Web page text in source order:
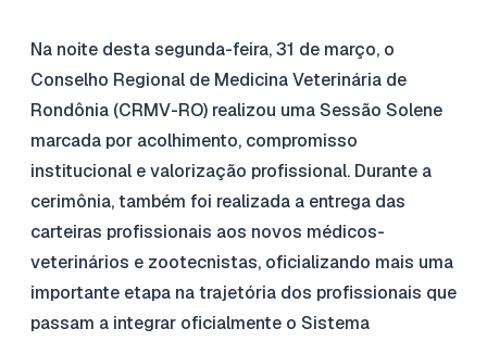
Na noite desta segunda-feira, 31 de março, o
Conselho Regional de Medicina Veterinária de
Rondônia (CRMV-RO) realizou uma Sessão Solene
marcada por acolhimento, compromisso
institucional e valorização profissional. Durante a
cerimônia, também foi realizada a entrega das
carteiras profissionais aos novos médicos-
veterinários e zootecnistas, oficializando mais uma
importante etapa na trajetória dos profissionais que
passam a integrar oficialmente o Sistema